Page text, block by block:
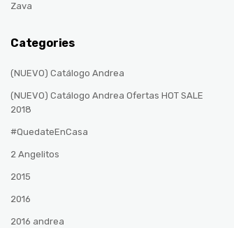
Zava
Categories
(NUEVO) Catálogo Andrea
(NUEVO) Catálogo Andrea Ofertas HOT SALE
2018
#QuedateEnCasa
2 Angelitos
2015
2016
2016 andrea